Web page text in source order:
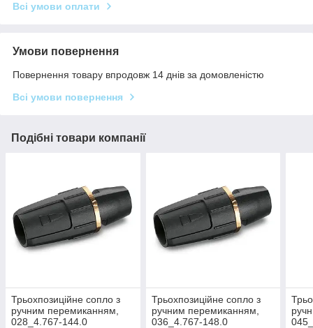
Всі умови оплати
Умови повернення
Повернення товару впродовж 14 днів за домовленістю
Всі умови повернення
Подібні товари компанії
Трьохпозиційне сопло з
ручним перемиканням,
028_4.767-144.0
Трьохпозиційне сопло з
ручним перемиканням,
036_4.767-148.0